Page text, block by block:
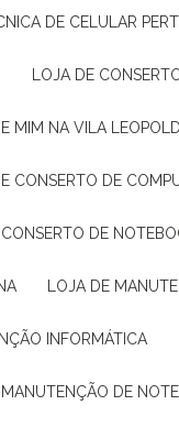
DE CELULAR
LOJA DE
MIM NA VILA
CONSERTO DE
CONSERTO DE
LOJA DE
INFORMÁTICA
MANUTENÇÃO DE